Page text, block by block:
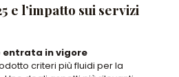
e l’impatto sui servizi
entrata in vigore
criteri più fluidi per la